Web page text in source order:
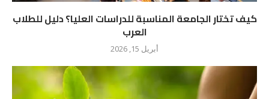
كيف تختار الجامعة المناسبة للدراسات العليا؟ دليل للطلاب
العرب
أبريل 15, 2026